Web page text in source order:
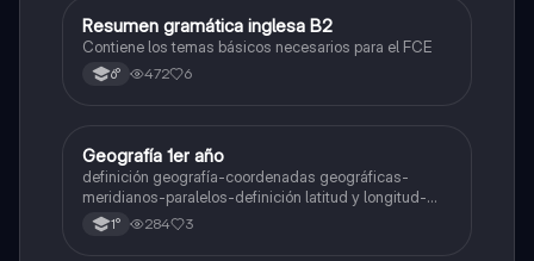
Inglés
Resumen gramática inglesa B2
Contiene los temas básicos necesarios para el FCE
6° 472 6
Geografía
Geografía 1er año
definición geografía-coordenadas geográficas-
meridianos-paralelos-definición latitud y longitud-
elementos del mapa-definición mapa-localización
relativa y absoluta
1° 284 3